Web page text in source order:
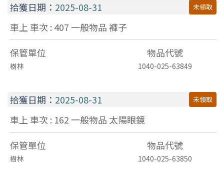
拾獲日期： 2025-08-31 未領取
車上 車次 : 407一般物品褲子
保管單位
物品代號
樹林 1040-025-63849
拾獲日期： 2025-08-31 未領取
車上 車次 : 162一般物品 太陽眼鏡
保管單位
物品代號
樹林 1040-025-63850